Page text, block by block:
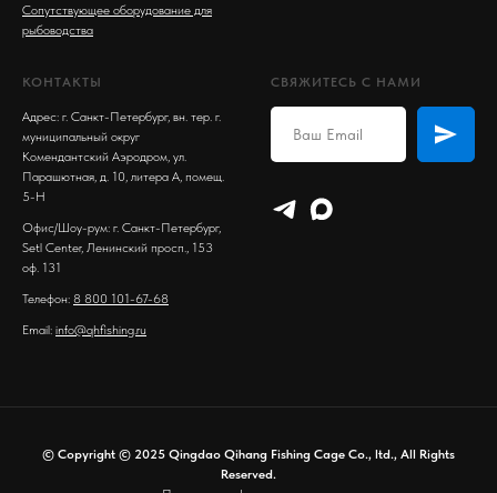
Сопутствующее оборудование для
рыбоводства
КОНТАКТЫ
Адрес: г. Санкт-Петербург, вн. тер. г.
муниципальный округ
Комендантский Аэродром, ул.
Парашютная, д. 10, литера А, помещ.
5-Н
Офис/Шоу-рум: г. Санкт-Петербург,
Setl Center, Ленинский просп., 153
оф. 131
Телефон: 8 800 101-67-68
Email: info@qhfishing.ru
СВЯЖИТЕСЬ С НАМИ
© Copyright © 2025 Qingdao Qihang Fishing Cage Co., ltd., All Rights
Reserved.